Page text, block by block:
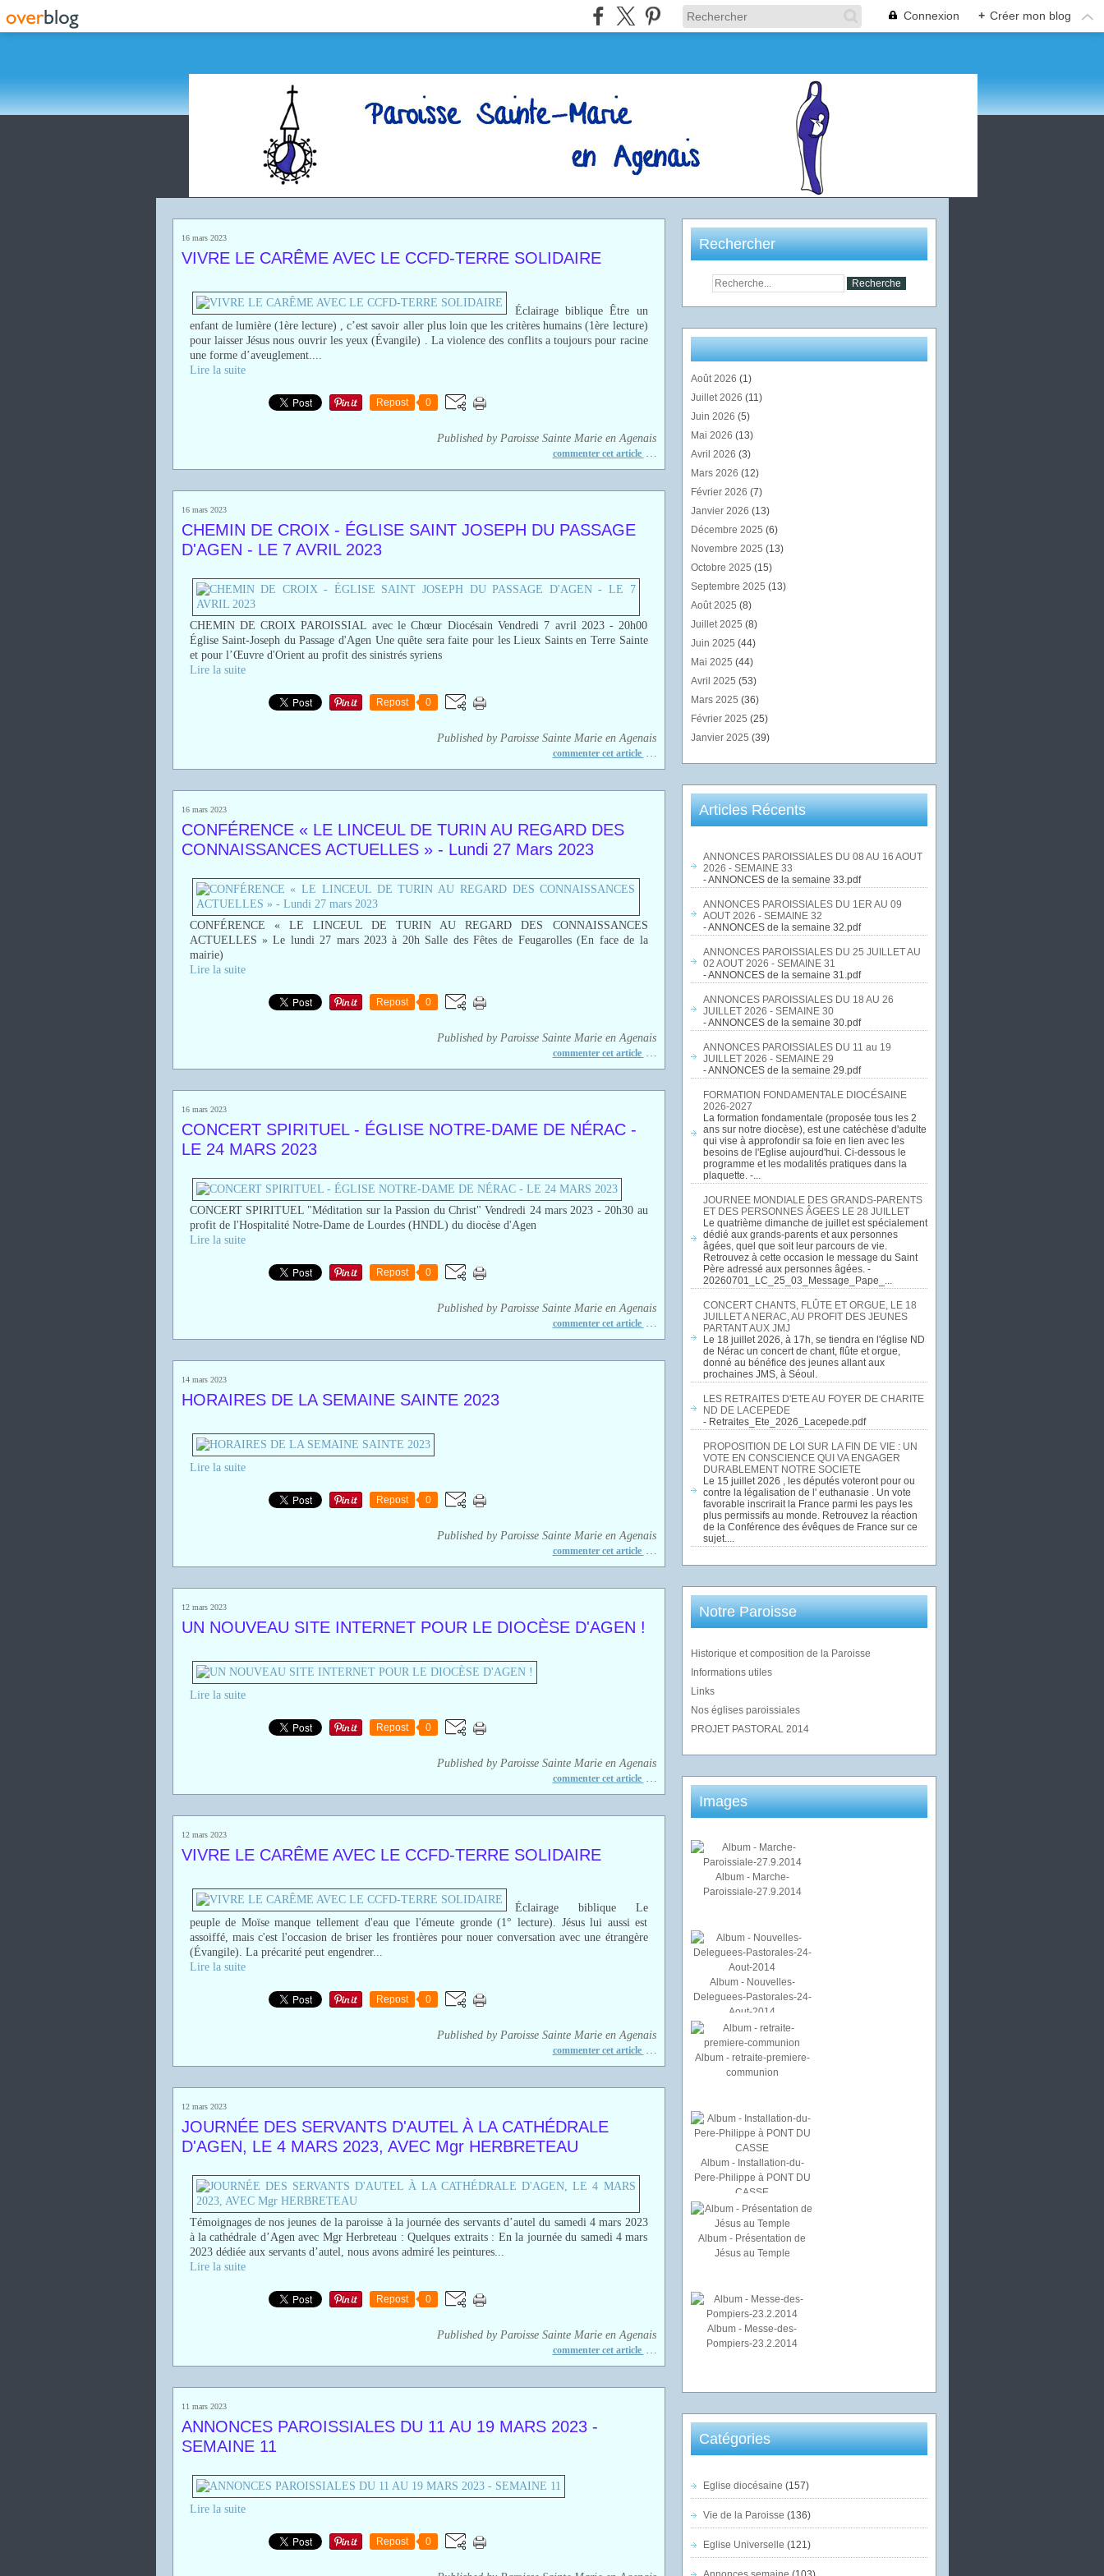
Connexion + Créer mon blog
16 mars 2023
VIVRE LE CARÊME AVEC LE CCFD-TERRE SOLIDAIRE
Éclairage biblique Être un
enfant de lumière (1ère lecture) , c’est savoir aller plus loin que les critères humains (1ère lecture)
pour laisser Jésus nous ouvrir les yeux (Évangile) . La violence des conflits a toujours pour racine
une forme d’aveuglement....
Lire la suite
Repost 0
Published by Paroisse Sainte Marie en Agenais
commenter cet article …
16 mars 2023
CHEMIN DE CROIX - ÉGLISE SAINT JOSEPH DU PASSAGE
D'AGEN - LE 7 AVRIL 2023
CHEMIN DE CROIX PAROISSIAL avec le Chœur Diocésain Vendredi 7 avril 2023 - 20h00
Église Saint-Joseph du Passage d'Agen Une quête sera faite pour les Lieux Saints en Terre Sainte
et pour l’Œuvre d'Orient au profit des sinistrés syriens
Lire la suite
Repost 0
Published by Paroisse Sainte Marie en Agenais
commenter cet article …
16 mars 2023
CONFÉRENCE « LE LINCEUL DE TURIN AU REGARD DES
CONNAISSANCES ACTUELLES » - Lundi 27 Mars 2023
CONFÉRENCE « LE LINCEUL DE TURIN AU REGARD DES CONNAISSANCES
ACTUELLES » Le lundi 27 mars 2023 à 20h Salle des Fêtes de Feugarolles (En face de la
mairie)
Lire la suite
Repost 0
Published by Paroisse Sainte Marie en Agenais
commenter cet article …
16 mars 2023
CONCERT SPIRITUEL - ÉGLISE NOTRE-DAME DE NÉRAC -
LE 24 MARS 2023
CONCERT SPIRITUEL "Méditation sur la Passion du Christ" Vendredi 24 mars 2023 - 20h30 au
profit de l'Hospitalité Notre-Dame de Lourdes (HNDL) du diocèse d'Agen
Lire la suite
Repost 0
Published by Paroisse Sainte Marie en Agenais
commenter cet article …
14 mars 2023
HORAIRES DE LA SEMAINE SAINTE 2023
Lire la suite
Repost 0
Published by Paroisse Sainte Marie en Agenais
commenter cet article …
12 mars 2023
UN NOUVEAU SITE INTERNET POUR LE DIOCÈSE D'AGEN !
Lire la suite
Repost 0
Published by Paroisse Sainte Marie en Agenais
commenter cet article …
12 mars 2023
VIVRE LE CARÊME AVEC LE CCFD-TERRE SOLIDAIRE
Éclairage biblique Le
peuple de Moïse manque tellement d'eau que l'émeute gronde (1° lecture). Jésus lui aussi est
assoiffé, mais c'est l'occasion de briser les frontières pour nouer conversation avec une étrangère
(Évangile). La précarité peut engendrer...
Lire la suite
Repost 0
Published by Paroisse Sainte Marie en Agenais
commenter cet article …
12 mars 2023
JOURNÉE DES SERVANTS D'AUTEL À LA CATHÉDRALE
D'AGEN, LE 4 MARS 2023, AVEC Mgr HERBRETEAU
Témoignages de nos jeunes de la paroisse à la journée des servants d’autel du samedi 4 mars 2023
à la cathédrale d’Agen avec Mgr Herbreteau : Quelques extraits : En la journée du samedi 4 mars
2023 dédiée aux servants d’autel, nous avons admiré les peintures...
Lire la suite
Repost 0
Published by Paroisse Sainte Marie en Agenais
commenter cet article …
11 mars 2023
ANNONCES PAROISSIALES DU 11 AU 19 MARS 2023 -
SEMAINE 11
Lire la suite
Repost 0
Rechercher
Août 2026 (1)
Juillet 2026 (11)
Juin 2026 (5)
Mai 2026 (13)
Avril 2026 (3)
Mars 2026 (12)
Février 2026 (7)
Janvier 2026 (13)
Décembre 2025 (6)
Novembre 2025 (13)
Octobre 2025 (15)
Septembre 2025 (13)
Août 2025 (8)
Juillet 2025 (8)
Juin 2025 (44)
Mai 2025 (44)
Avril 2025 (53)
Mars 2025 (36)
Février 2025 (25)
Janvier 2025 (39)
Articles Récents
ANNONCES PAROISSIALES DU 08 AU 16 AOUT
2026 - SEMAINE 33
- ANNONCES de la semaine 33.pdf
ANNONCES PAROISSIALES DU 1ER AU 09
AOUT 2026 - SEMAINE 32
- ANNONCES de la semaine 32.pdf
ANNONCES PAROISSIALES DU 25 JUILLET AU
02 AOUT 2026 - SEMAINE 31
- ANNONCES de la semaine 31.pdf
ANNONCES PAROISSIALES DU 18 AU 26
JUILLET 2026 - SEMAINE 30
- ANNONCES de la semaine 30.pdf
ANNONCES PAROISSIALES DU 11 au 19
JUILLET 2026 - SEMAINE 29
- ANNONCES de la semaine 29.pdf
FORMATION FONDAMENTALE DIOCÉSAINE
2026-2027
La formation fondamentale (proposée tous les 2
ans sur notre diocèse), est une catéchèse d'adulte
qui vise à approfondir sa foie en lien avec les
besoins de l'Eglise aujourd'hui. Ci-dessous le
programme et les modalités pratiques dans la
plaquette. -...
JOURNEE MONDIALE DES GRANDS-PARENTS
ET DES PERSONNES ÂGEES LE 28 JUILLET
Le quatrième dimanche de juillet est spécialement
dédié aux grands-parents et aux personnes
âgées, quel que soit leur parcours de vie.
Retrouvez à cette occasion le message du Saint
Père adressé aux personnes âgées. -
20260701_LC_25_03_Message_Pape_...
CONCERT CHANTS, FLÛTE ET ORGUE, LE 18
JUILLET A NERAC, AU PROFIT DES JEUNES
PARTANT AUX JMJ
Le 18 juillet 2026, à 17h, se tiendra en l'église ND
de Nérac un concert de chant, flûte et orgue,
donné au bénéfice des jeunes allant aux
prochaines JMS, à Séoul.
LES RETRAITES D'ETE AU FOYER DE CHARITE
ND DE LACEPEDE
- Retraites_Ete_2026_Lacepede.pdf
PROPOSITION DE LOI SUR LA FIN DE VIE : UN
VOTE EN CONSCIENCE QUI VA ENGAGER
DURABLEMENT NOTRE SOCIETE
Le 15 juillet 2026 , les députés voteront pour ou
contre la légalisation de l' euthanasie . Un vote
favorable inscrirait la France parmi les pays les
plus permissifs au monde. Retrouvez la réaction
de la Conférence des évêques de France sur ce
sujet....
Notre Paroisse
Historique et composition de la Paroisse
Informations utiles
Links
Nos églises paroissiales
PROJET PASTORAL 2014
Images
Album - Marche-
Paroissiale-27.9.2014
Album - Nouvelles-
Deleguees-Pastorales-24-
Aout-2014
Album - retraite-premiere-
communion
Album - Installation-du-
Pere-Philippe à PONT DU
CASSE
Album - Présentation de
Jésus au Temple
Album - Messe-des-
Pompiers-23.2.2014
Catégories
Eglise diocésaine (157)
Vie de la Paroisse (136)
Eglise Universelle (121)